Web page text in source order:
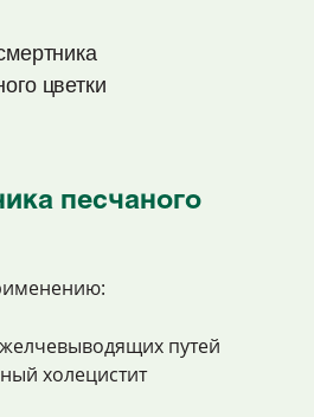
песчаного
путей
холецистит